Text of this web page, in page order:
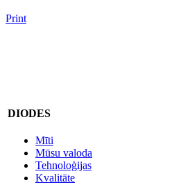
Print
DIODES
Mīti
Mūsu valoda
Tehnoloģijas
Kvalitāte